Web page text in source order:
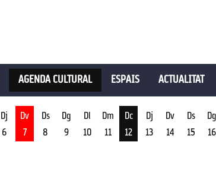
AGENDA CULTURAL ESPAIS ACTUALITAT
Dj
6
Dv
7
Ds
8
Dg
9
Dl
10
Dm
11
Dc
12
Dj
13
Dv
14
Ds
15
Dg
16